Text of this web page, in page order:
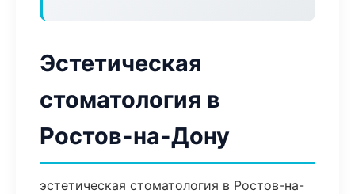
Эстетическая
стоматология в
Ростов-на-Дону
эстетическая стоматология в Ростов-на-